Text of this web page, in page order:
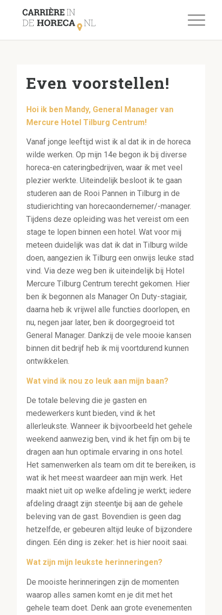
Even voorstellen!
Hoi ik ben Mandy, General Manager van
Mercure Hotel Tilburg Centrum!
Vanaf jonge leeftijd wist ik al dat ik in de horeca
wilde werken. Op mijn 14e begon ik bij diverse
horeca-en cateringbedrijven, waar ik met veel
plezier werkte. Uiteindelijk besloot ik te gaan
studeren aan de Rooi Pannen in Tilburg in de
studierichting van horecaondernemer/-manager.
Tijdens deze opleiding was het vereist om een
stage te lopen binnen een hotel. Wat voor mij
meteen duidelijk was dat ik dat in Tilburg wilde
doen, aangezien ik Tilburg een onwijs leuke stad
vind. Via deze weg ben ik uiteindelijk bij Hotel
Mercure Tilburg Centrum terecht gekomen. Hier
ben ik begonnen als Manager On Duty-stagiair,
daarna heb ik vrijwel alle functies doorlopen, en
nu, negen jaar later, ben ik doorgegroeid tot
General Manager. Dankzij de vele mooie kansen
binnen dit bedrijf heb ik mij voortdurend kunnen
ontwikkelen.
Wat vind ik nou zo leuk aan mijn baan?
De totale beleving die je gasten en
medewerkers kunt bieden, vind ik het
allerleukste. Wanneer ik bijvoorbeeld het gehele
weekend aanwezig ben, vind ik het fijn om bij te
dragen aan hun optimale ervaring in ons hotel.
Het samenwerken als team om dit te bereiken, is
wat ik het meest waardeer aan mijn werk. Het
maakt niet uit op welke afdeling je werkt; iedere
afdeling draagt zijn steentje bij aan de gehele
beleving van de gast. Bovendien is geen dag
hetzelfde, er gebeuren altijd leuke of bijzondere
dingen. Eén ding is zeker: het is hier nooit saai.
Wat zijn mijn leukste herinneringen?
De mooiste herinneringen zijn de momenten
waarop alles samen komt en je dit met het
gehele team doet. Denk aan grote evenementen